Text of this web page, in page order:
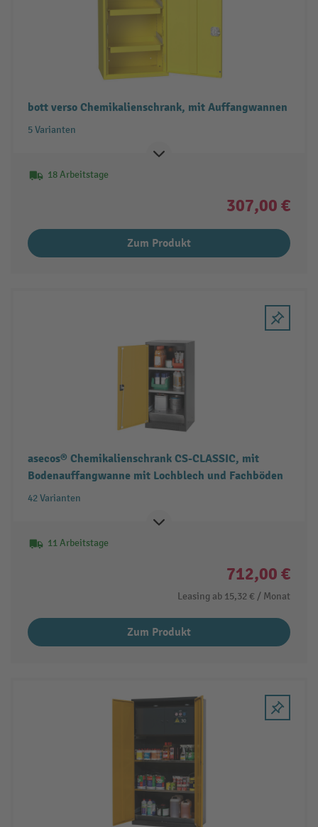
bott verso Chemikalienschrank, mit Auffangwannen
5 Varianten
18 Arbeitstage
307,00 €
Zum Produkt
asecos® Chemikalienschrank CS-CLASSIC, mit
Bodenauffangwanne mit Lochblech und Fachböden
42 Varianten
11 Arbeitstage
712,00 €
Leasing ab 15,32 € / Monat
Zum Produkt